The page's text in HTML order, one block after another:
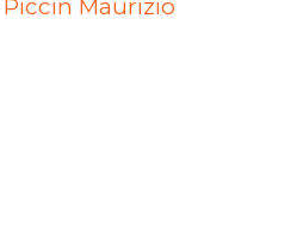
Piccin Maurizio